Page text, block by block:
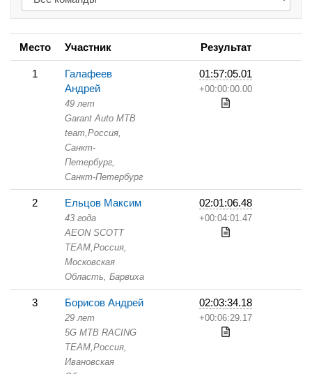
Место Участник Результат
1
Галафеев
Андрей
49 лет
Garant Auto MTB
team,Россия,
Санкт-
Петербург,
Санкт-Петербург
01:57:05.01
+00:00:00.00
2 Ельцов Максим
43 года
AEON SCOTT
TEAM,Россия,
Московская
Область, Барвиха
02:01:06.48
+00:04:01.47
3 Борисов Андрей
29 лет
5G MTB RACING
TEAM,Россия,
Ивановская
02:03:34.18
+00:06:29.17